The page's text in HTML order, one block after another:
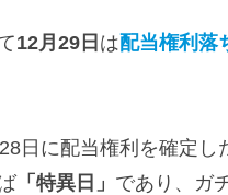
12月29日 は配当権利落
日に配当権利を確定し
「特異日」 であり、ガ